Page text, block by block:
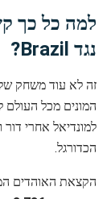
נגד Brazil?
זה לא עוד משחק
המונים מכל העולם
למונדיאל אחרי
הכדורגל.
הקצאת האוהדים